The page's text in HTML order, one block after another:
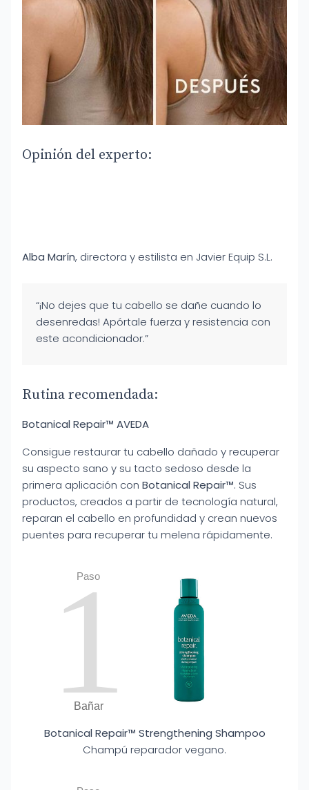
Opinión del experto:
Alba Marín, directora y estilista en Javier Equip S.L.
“¡No dejes que tu cabello se dañe cuando lo
desenredas! Apórtale fuerza y resistencia con
este acondicionador.”
Rutina recomendada:
Botanical Repair™ AVEDA
Consigue restaurar tu cabello dañado y recuperar
su aspecto sano y su tacto sedoso desde la
primera aplicación con Botanical Repair™. Sus
productos, creados a partir de tecnología natural,
reparan el cabello en profundidad y crean nuevos
puentes para recuperar tu melena rápidamente.
Paso
1
Bañar
Botanical Repair™ Strengthening Shampoo
Champú reparador vegano.